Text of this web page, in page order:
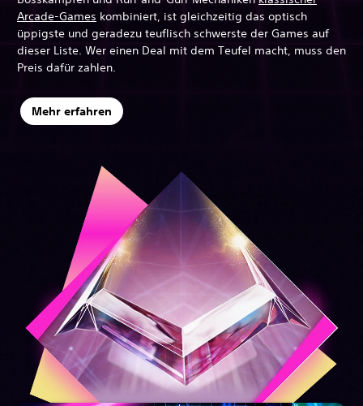
Arcade-Games kombiniert, ist gleichzeitig das optisch
üppigste und geradezu teuflisch schwerste der Games auf
dieser Liste. Wer einen Deal mit dem Teufel macht, muss den
Preis dafür zahlen.
Mehr erfahren